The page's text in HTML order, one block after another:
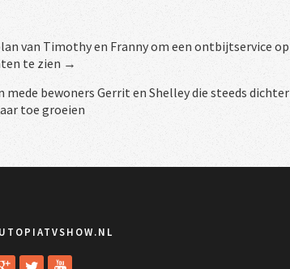
van Timothy en Franny om een ontbijtservice op
te zien →
mede bewoners Gerrit en Shelley die steeds dichter
toe groeien